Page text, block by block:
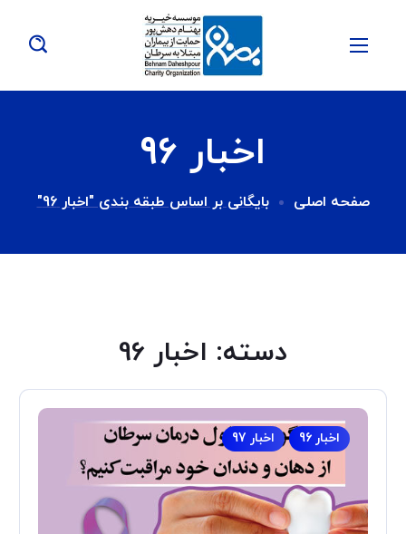
اخبار 96
صفحه اصلی بایگانی بر اساس طبقه بندی "اخبار 96"
دسته: اخبار 96
اخبار 96 اخبار 97